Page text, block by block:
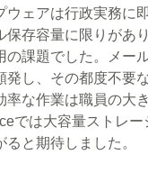
ウェアは行政実務に
保存容量に限りがあ
の課題でした。メー
発し、その都度不要
率な作業は職員の大
では大容量ストレ
と期待しました。